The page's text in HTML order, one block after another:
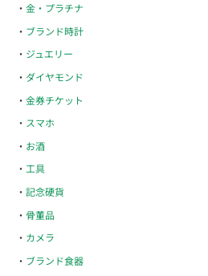
金・プラチナ
ブランド時計
ジュエリー
ダイヤモンド
金券チケット
スマホ
お酒
工具
記念硬貨
骨董品
カメラ
ブランド食器